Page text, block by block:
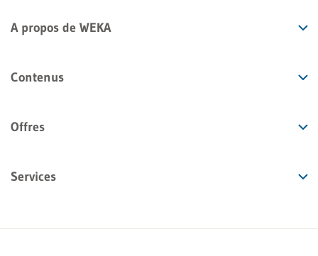
A propos de WEKA
Contenus
Offres
Services